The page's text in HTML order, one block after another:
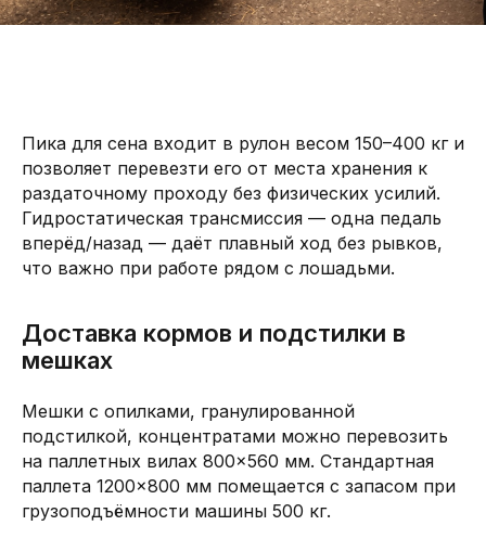
Пика для сена входит в рулон весом 150–400 кг и
позволяет перевезти его от места хранения к
раздаточному проходу без физических усилий.
Гидростатическая трансмиссия — одна педаль
вперёд/назад — даёт плавный ход без рывков,
что важно при работе рядом с лошадьми.
Доставка кормов и подстилки в
мешках
Мешки с опилками, гранулированной
подстилкой, концентратами можно перевозить
на паллетных вилах 800×560 мм. Стандартная
паллета 1200×800 мм помещается с запасом при
грузоподъёмности машины 500 кг.